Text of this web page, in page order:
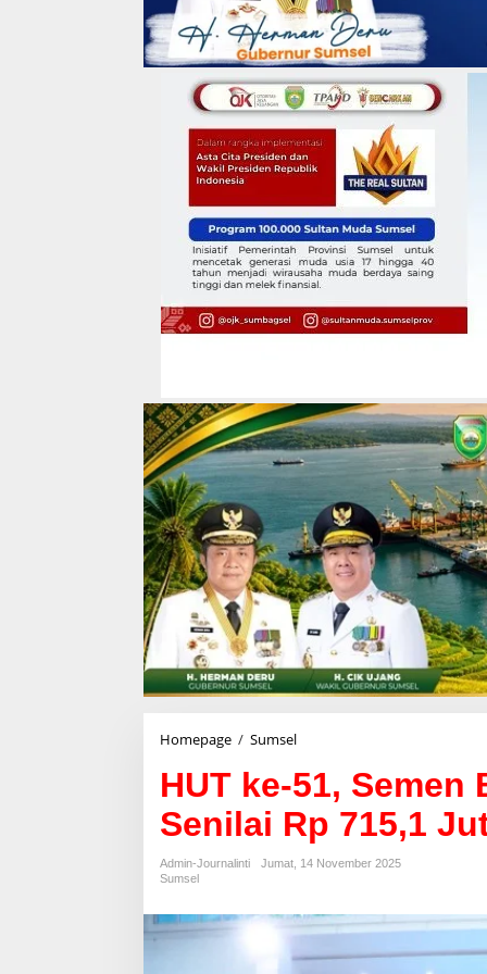
Homepage / Sumsel
T
k
e
-
5
S
e
m
HUT ke-51,
Senilai Rp 715,1
Admin-Journalinti
Jumat, 14 November 2025
Sumsel